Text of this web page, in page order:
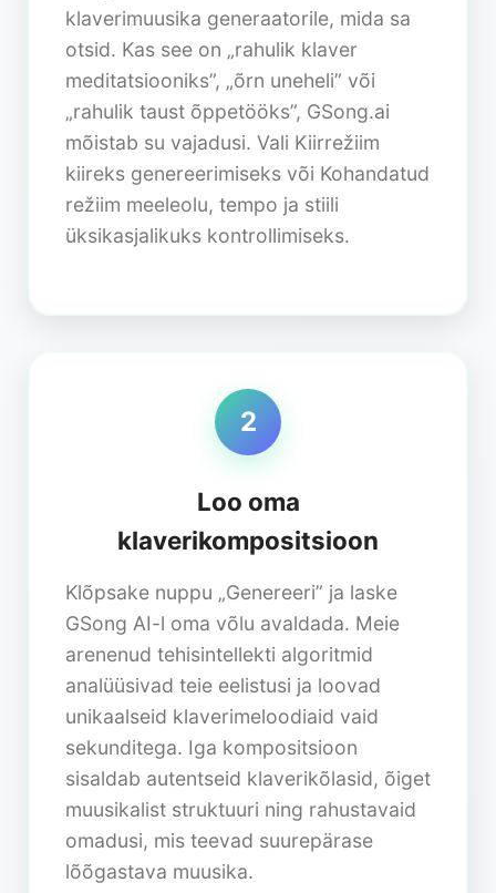
klaverimuusika generaatorile, mida sa
otsid. Kas see on „rahulik klaver
meditatsiooniks”, „õrn uneheli” või
„rahulik taust õppetööks”, GSong.ai
mõistab su vajadusi. Vali Kiirrežiim
kiireks genereerimiseks või Kohandatud
režiim meeleolu, tempo ja stiili
üksikasjalikuks kontrollimiseks.
2
Loo oma
klaverikompositsioon
Klõpsake nuppu „Genereeri” ja laske
GSong AI-l oma võlu avaldada. Meie
arenenud tehisintellekti algoritmid
analüüsivad teie eelistusi ja loovad
unikaalseid klaverimeloodiaid vaid
sekunditega. Iga kompositsioon
sisaldab autentseid klaverikõlasid, õiget
muusikalist struktuuri ning rahustavaid
omadusi, mis teevad suurepärase
lõõgastava muusika.